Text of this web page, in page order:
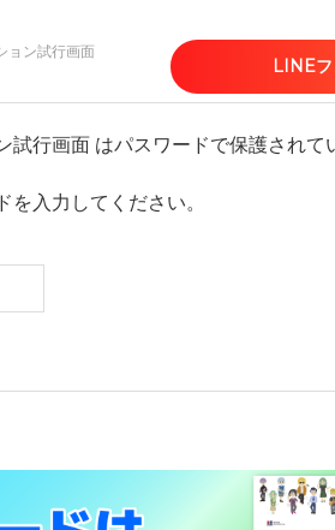
ョン試行画面
試行画面 はパスワードで保護されて
を入力してください。
LINE